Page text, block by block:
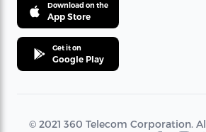
Download on the
App Store
Get it on
Google Play
© 2021 360 Telecom Corporation.